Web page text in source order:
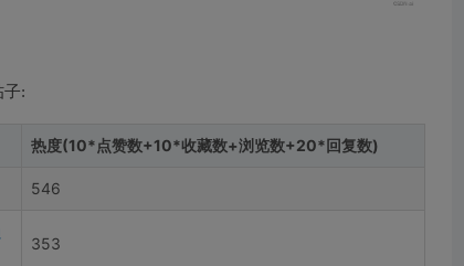
子:
热度(10*点赞数+10*收藏数+浏览数+20*回复数)
546
353